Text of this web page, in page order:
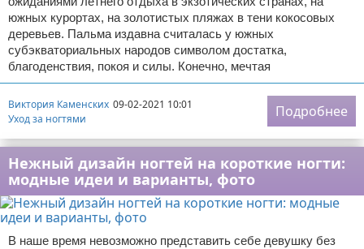
южных курортах, на золотистых пляжах в тени кокосовых
деревьев. Пальма издавна считалась у южных
субэкваториальных народов символом достатка,
благоденствия, покоя и силы. Конечно, мечтая
Виктория Каменских 09-02-2021 10:01
Уход за ногтями
Подробнее
Нежный дизайн ногтей на короткие ногти:
модные идеи и варианты, фото
В наше время невозможно представить себе девушку без